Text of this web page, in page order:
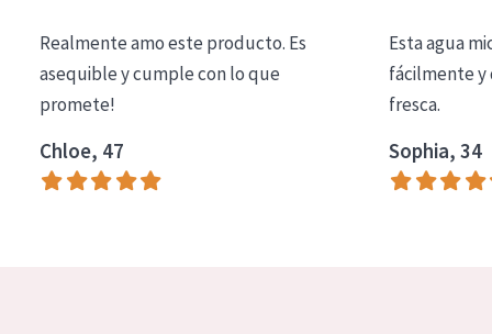
Essentials
Lift+
Expert
Realmente amo este producto. Es
asequible y cumple con lo que
promete!
Chloe, 47
Esta agua
fácilmente y
fresca.
Sophia, 34